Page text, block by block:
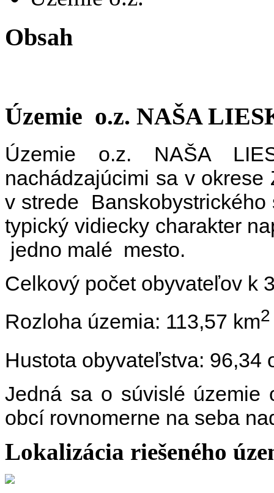
Obsah
Územie o.z. NAŠA
Územie o.z. NAŠA
nachádzajúcimi sa v
v strede
typický vidiecky charakter
jedno malé mesto.
Celkový počet obyvateľov k
Rozloha územia: 113,57 km2
Hustota obyvateľstva: 96,34
Jedná sa o súvislé územie
obcí rovnomerne na seba
Lokalizácia riešeného